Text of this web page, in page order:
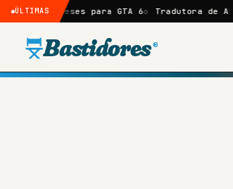
ÚLTIMAS
para GTA 6 Tradutora de A Odisseia
Bastidores ®